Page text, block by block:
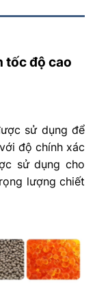
tốc độ cao
sử dụng để
độ chính xác
sử dụng cho
lượng chiết